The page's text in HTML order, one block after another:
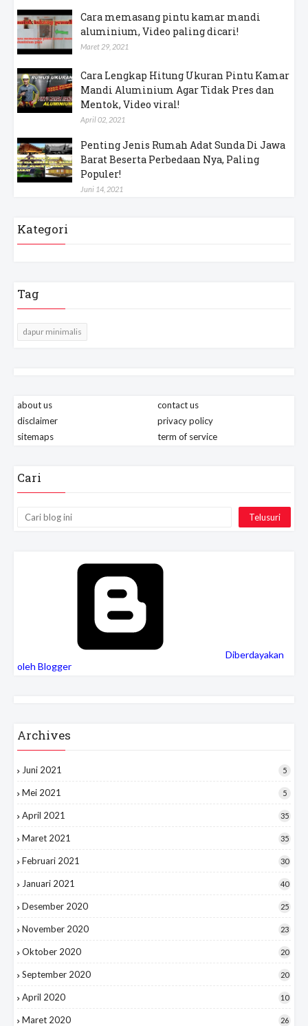
Cara memasang pintu kamar mandi
aluminium, Video paling dicari!
Maret 29, 2021
Cara Lengkap Hitung Ukuran Pintu Kamar
Mandi Aluminium Agar Tidak Pres dan
Mentok, Video viral!
April 02, 2021
Penting Jenis Rumah Adat Sunda Di Jawa
Barat Beserta Perbedaan Nya, Paling
Populer!
Juni 14, 2021
Kategori
Tag
dapur minimalis
about us
contact us
disclaimer
privacy policy
sitemaps
term of service
Cari
Diberdayakan
oleh Blogger
Archives
Juni 2021 5
Mei 2021 5
April 2021 35
Maret 2021 35
Februari 2021 30
Januari 2021 40
Desember 2020 25
November 2020 23
Oktober 2020 20
September 2020 20
April 2020 10
Maret 2020 26